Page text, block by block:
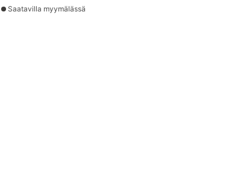
Saatavilla myymälässä